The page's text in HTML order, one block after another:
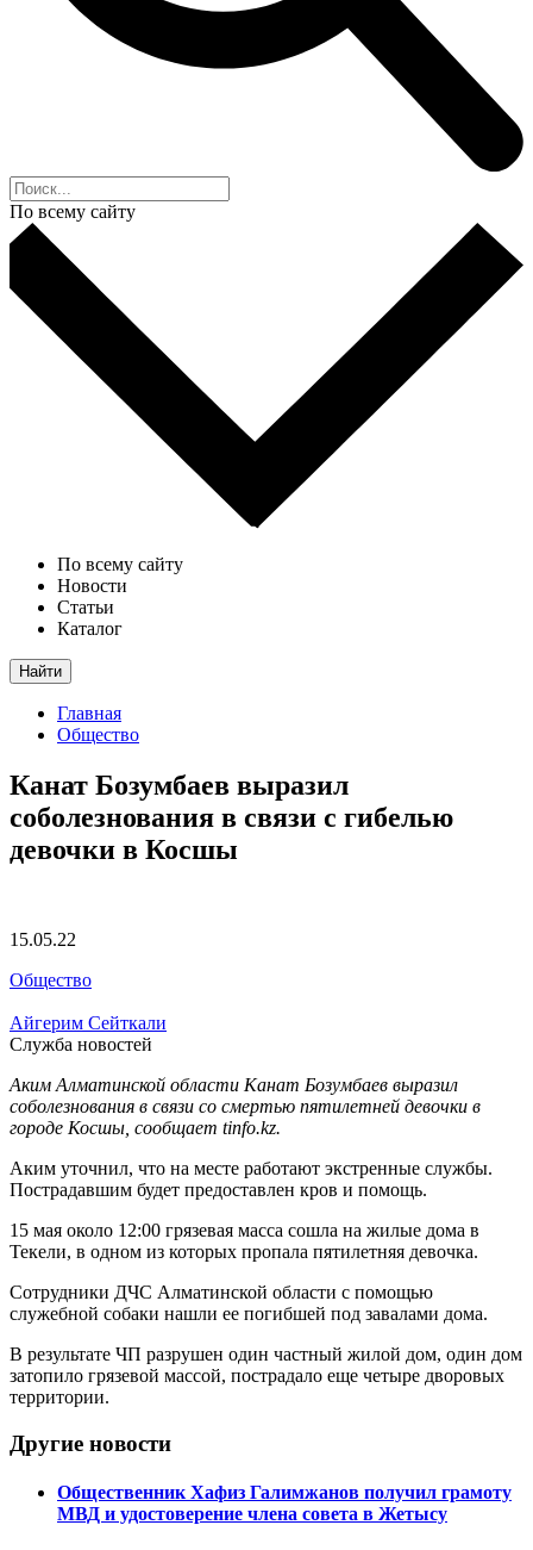
По всему сайту
По всему сайту
Новости
Статьи
Каталог
Найти
Главная
Общество
Канат Бозумбаев выразил
соболезнования в связи с гибелью
девочки в Косшы
15.05.22
Общество
Айгерим Сейткали
Служба новостей
Аким Алматинской области Канат Бозумбаев выразил
соболезнования в связи со смертью пятилетней девочки в
городе Косшы, сообщает tinfo.kz.
Аким уточнил, что на месте работают экстренные службы.
Пострадавшим будет предоставлен кров и помощь.
15 мая около 12:00 грязевая масса сошла на жилые дома в
Текели, в одном из которых пропала пятилетняя девочка.
Сотрудники ДЧС Алматинской области с помощью
служебной собаки нашли ее погибшей под завалами дома.
В результате ЧП разрушен один частный жилой дом, один дом
затопило грязевой массой, пострадало еще четыре дворовых
территории.
Другие новости
Общественник Хафиз Галимжанов получил грамоту
МВД и удостоверение члена совета в Жетысу